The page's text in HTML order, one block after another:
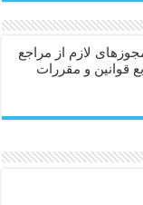
لازم از مراجع
قوانین و مقررات